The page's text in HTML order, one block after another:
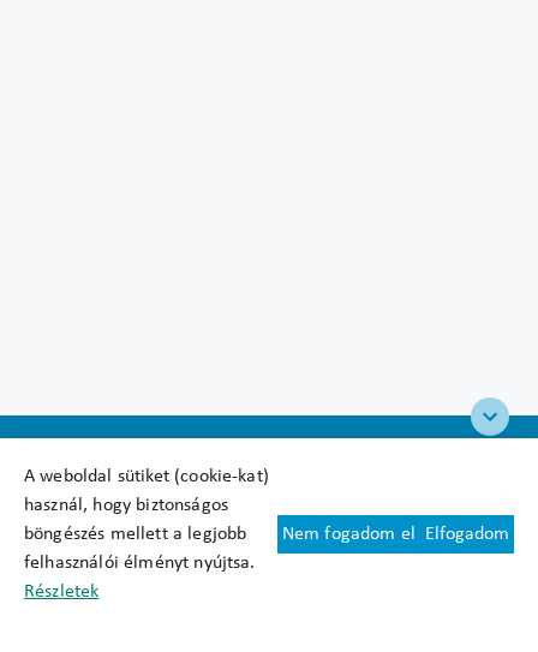
A weboldal sütiket (cookie-kat)
használ, hogy biztonságos
böngészés mellett a legjobb
felhasználói élményt nyújtsa.
Részletek
Nem fogadom el Elfogadom
Felhasználási feltételek